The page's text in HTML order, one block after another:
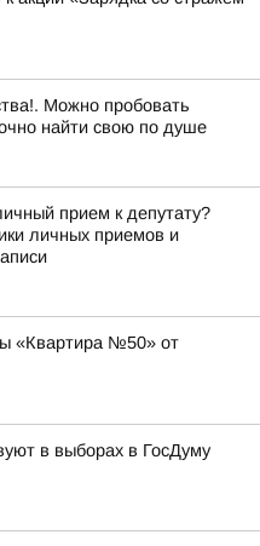
Можно пробовать
найти свою по душе
прием к депутату?
личных приемов и
«Квартира №50» от
в выборах в ГосДуму